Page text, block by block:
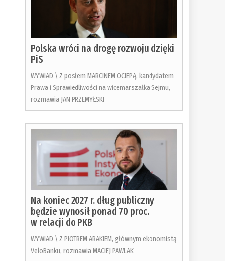
Polska wróci na drogę rozwoju dzięki
PiS
WYWIAD \ Z posłem MARCINEM OCIEPĄ, kandydatem
Prawa i Sprawiedliwości na wicemarszałka Sejmu,
rozmawia JAN PRZEMYŁSKI
Na koniec 2027 r. dług publiczny
będzie wynosił ponad 70 proc.
w relacji do PKB
WYWIAD \ Z PIOTREM ARAKIEM, głównym ekonomistą
VeloBanku, rozmawia MACIEJ PAWLAK